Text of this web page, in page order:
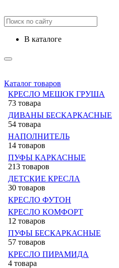
в каталоге
Каталог товаров
КРЕСЛО МЕШОК ГРУША
73 товара
ДИВАНЫ БЕСКАРКАСНЫЕ
54 товара
НАПОЛНИТЕЛЬ
14 товаров
ПУФЫ КАРКАСНЫЕ
213 товаров
ДЕТСКИЕ КРЕСЛА
30 товаров
КРЕСЛО ФУТОН
КРЕСЛО КОМФОРТ
12 товаров
ПУФЫ БЕСКАРКАСНЫЕ
57 товаров
КРЕСЛО ПИРАМИДА
4 товара